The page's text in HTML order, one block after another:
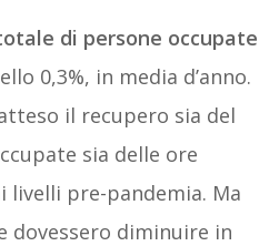
di persone occupate
0,3%, in media d’anno.
il recupero sia del
sia delle ore
livelli pre-pandemia. Ma
dovessero diminuire in